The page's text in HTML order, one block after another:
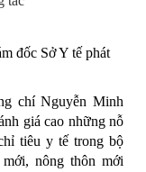
đốc Sở Y tế phát
chí Nguyễn Minh
giá cao những nỗ
tiêu y tế trong bộ
nông thôn mới